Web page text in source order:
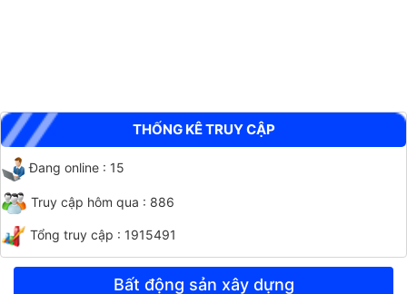
THỐNG KÊ TRUY CẬP
Đang online : 15
Truy cập hôm qua : 886
Tổng truy cập : 1915491
Bất động sản xây dựng